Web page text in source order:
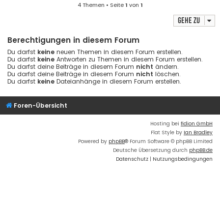
4 Themen • Seite1 von 1
Gehe zu
Berechtigungen in diesem Forum
Du darfst keine neuen Themen in diesem Forum erstellen.
Du darfst keine Antworten zu Themen in diesem Forum erstellen.
Du darfst deine Beiträge in diesem Forum nicht ändern.
Du darfst deine Beiträge in diesem Forum nicht löschen.
Du darfst keine Dateianhänge in diesem Forum erstellen.
Foren-Übersicht
Hosting bei fidion GmbH
Flat Style by Ian Bradley
Powered by phpBB® Forum Software © phpBB Limited
Deutsche Übersetzung durch phpBB.de
Datenschutz | Nutzungsbedingungen